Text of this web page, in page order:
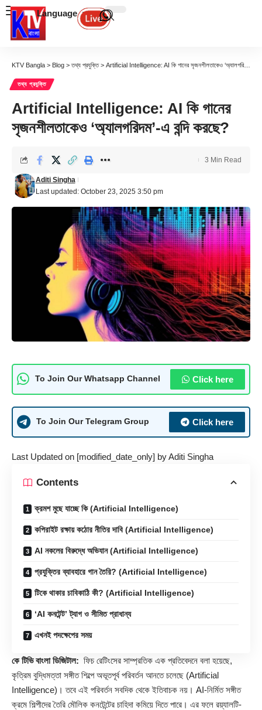
Language
KTV Bangla > Blog >তথ্য প্রযুক্তি> Artificial Intelligence: AI কি গানের সৃজনশীলতাকেও ‘অ্যালগরিদম’-এ বন্দি করছে?
তথ্য প্রযুক্তি
Artificial Intelligence: AI কি গানের
সৃজনশীলতাকেও ‘অ্যালগরিদম’-এ বন্দি করছে?
Last updated: October 23, 2025 3:50 pm
Aditi Singha
3 Min Read
To Join Our Whatsapp Channel Click here
To Join Our Telegram Group Click here
Last Updated on [modified_date_only] byAditi Singha
Contents
ক্রমশ মুছে যাচ্ছে কি (Artificial Intelligence)
কপিরাইট রক্ষায় কঠোর নীতির দাবি (Artificial Intelligence)
AI নকলের বিরুদ্ধে অভিযান (Artificial Intelligence)
প্রযুক্তির ব্যাবহারে গান তৈরি? (Artificial Intelligence)
টিকে থাকার চাবিকাঠি কী? (Artificial Intelligence)
‘AI কনটেন্ট’ ট্যাগ ও সীমিত প্রাধান্য
এখনই পদক্ষেপের সময়
কে টিভি বাংলা ডিজিটাল: ফিচ রেটিংসের সাম্প্রতিক এক প্রতিবেদনে বলা হয়েছে,
কৃত্রিম বুদ্ধিমত্তা সঙ্গীত শিল্পে অভূতপূর্ব পরিবর্তন আনতে চলেছে (Artificial
Intelligence)। তবে এই পরিবর্তন সবদিক থেকে ইতিবাচক নয়। AI-নির্মিত সঙ্গীত
ক্রমে শিল্পীদের তৈরি মৌলিক কনটেন্টের চাহিদা কমিয়ে দিতে পারে। এর ফলে রয়্যালটি-